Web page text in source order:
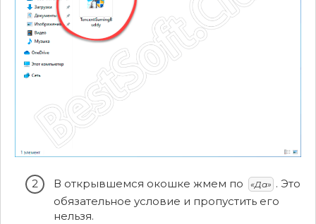
В открывшемся окошке жмем по «Да» . Это
обязательное условие и пропустить его
нельзя.